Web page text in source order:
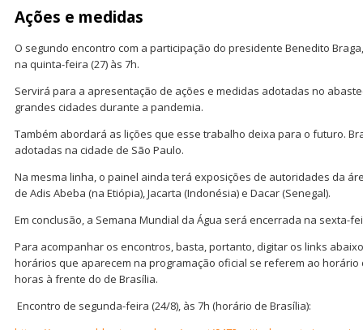
Ações e medidas
O segundo encontro com a participação do presidente Benedito
na quinta-feira (27) às 7h.
Servirá para a apresentação de ações e medidas adotadas no
grandes cidades durante a pandemia.
Também abordará as lições que esse trabalho deixa para o futuro.
adotadas na cidade de São Paulo.
Na mesma linha, o painel ainda terá exposições de autoridades da
de Adis Abeba (na Etiópia), Jacarta (Indonésia) e Dacar (Senegal).
Em conclusão, a Semana Mundial da Água será encerrada na sexta-
Para acompanhar os encontros, basta, portanto, digitar os links
horários que aparecem na programação oficial se referem ao horário
horas à frente do de Brasília.
Encontro de segunda-feira (24/8), às 7h (horário de Brasília):